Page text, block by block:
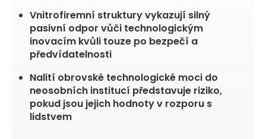
Vnitrofiremní struktury vykazují silný
pasivní odpor vůči technologickým
inovacím kvůli touze po bezpečí a
předvídatelnosti
Nalití obrovské technologické moci do
neosobních institucí představuje riziko,
pokud jsou jejich hodnoty v rozporu s
lidstvem